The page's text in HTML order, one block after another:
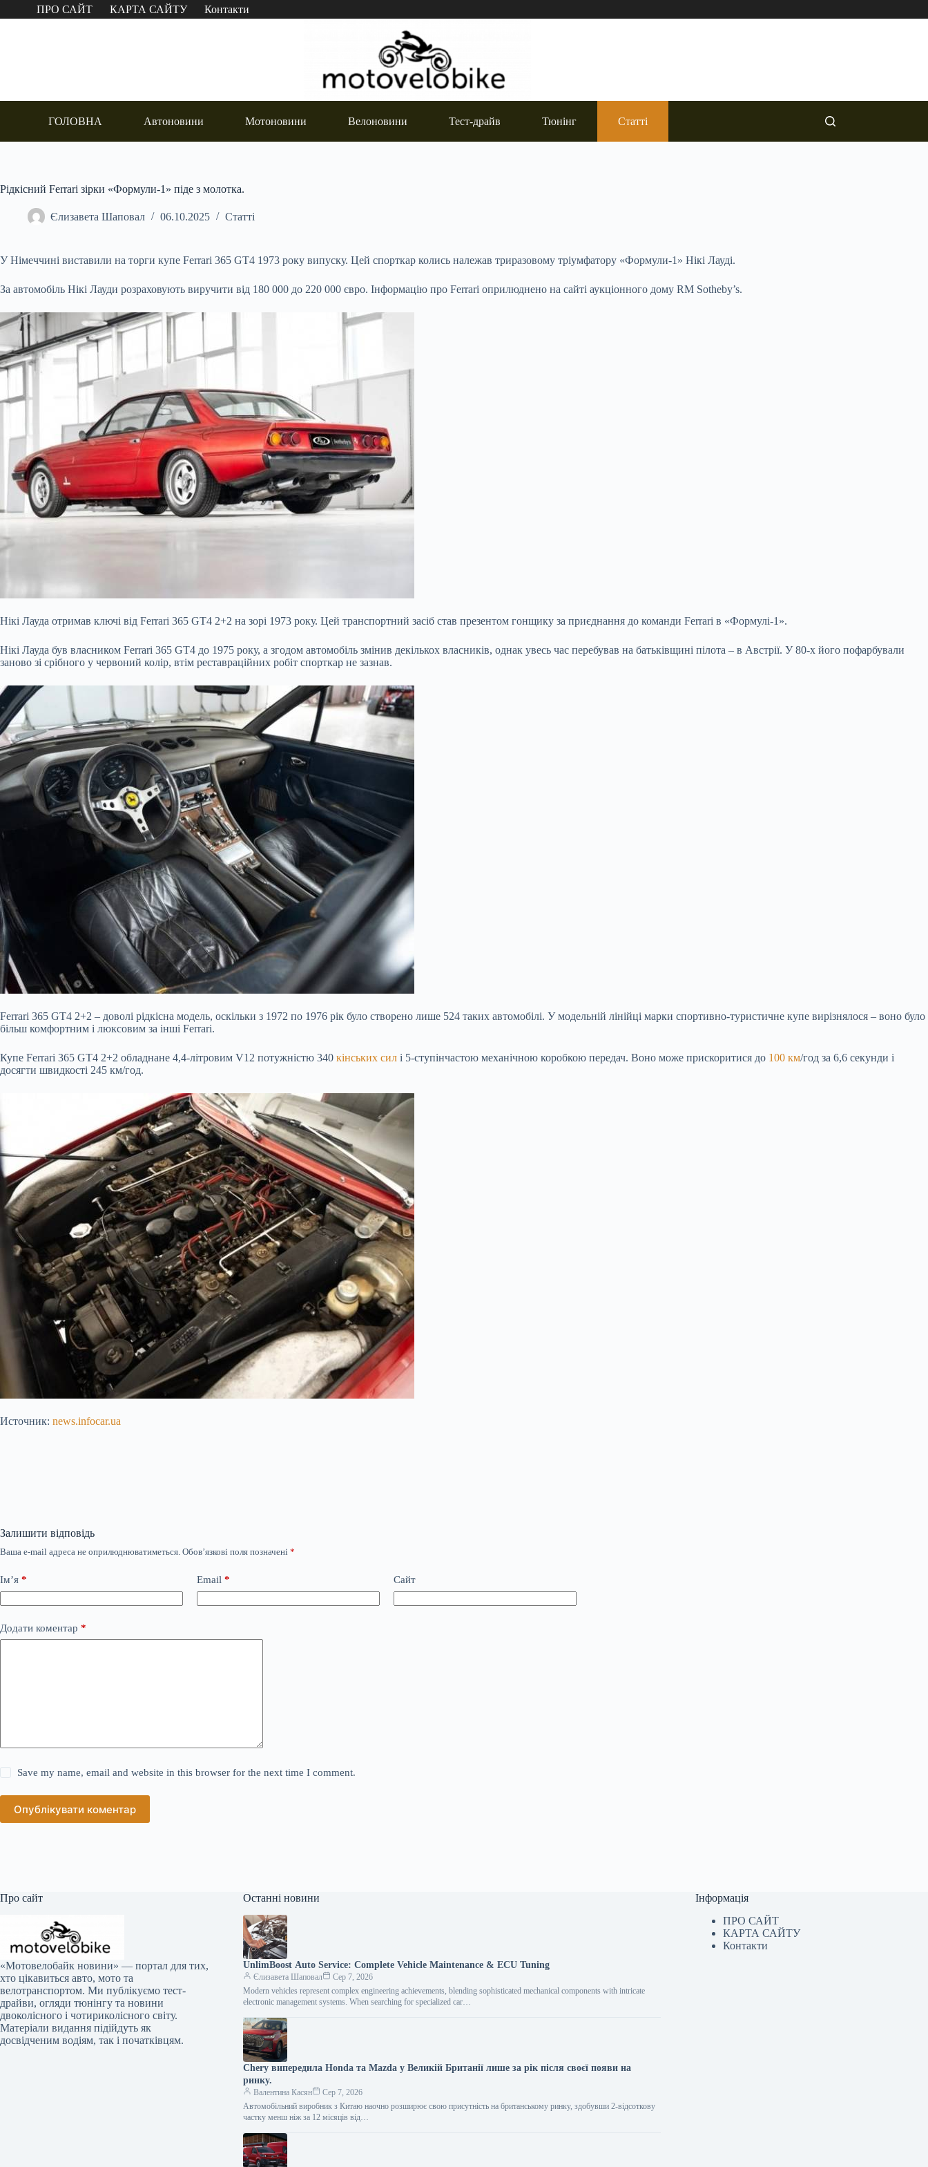
Перейти
до
ПРО САЙТ КАРТА САЙТУ Контакти
ГОЛОВНА Автоновини Мотоновини Велоновини Тест-драйв Тюнінг Статті
Рідкісний Ferrari зірки «Формули-1» піде з молотка.
Єлизавета Шаповал 06.10.2025 Статті
У Німеччині виставили на торги купе Ferrari 365 GT4 1973 року випуску. Цей спорткар колись належав триразовому тріумфатору «Формули-1» Нікі Лауді.
За автомобіль Нікі Лауди розраховують виручити від 180 000 до 220 000 євро. Інформацію про Ferrari оприлюднено на сайті аукціонного дому RM Sotheby’s.
Нікі Лауда отримав ключі від Ferrari 365 GT4 2+2 на зорі 1973 року. Цей транспортний засіб став презентом гонщику за приєднання до команди Ferrari в «Формулі-1».
Нікі Лауда був власником Ferrari 365 GT4 до 1975 року, а згодом автомобіль змінив декількох власників, однак увесь час перебував на батьківщині пілота – в Австрії. У 80-х його пофарбували
заново зі срібного у червоний колір, втім реставраційних робіт спорткар не зазнав.
Ferrari 365 GT4 2+2 – доволі рідкісна модель, оскільки з 1972 по 1976 рік було створено лише 524 таких автомобілі. У модельній лінійці марки спортивно-туристичне купе вирізнялося – воно було
більш комфортним і люксовим за інші Ferrari.
Купе Ferrari 365 GT4 2+2 обладнане 4,4-літровим V12 потужністю 340 кінських сил і 5-ступінчастою механічною коробкою передач. Воно може прискоритися до 100 км/год за 6,6 секунди і
досягти швидкості 245 км/год.
Источник: news.infocar.ua
Залишити відповідь
Ваша e-mail адреса не оприлюднюватиметься. Обов’язкові поля позначені *
Ім’я * Email * Сайт
Додати коментар *
Save my name, email and website in this browser for the next time I comment.
Опублікувати коментар
Про сайт
«Мотовелобайк новини» — портал для тих,
хто цікавиться авто, мото та
велотранспортом. Ми публікуємо тест-
драйви, огляди тюнінгу та новини
двоколісного і чотириколісного світу.
Матеріали видання підійдуть як
досвідченим водіям, так і початківцям.
Останні новини
UnlimBoost Auto Service: Complete Vehicle Maintenance & ECU Tuning
Єлизавета Шаповал
Сер 7, 2026
Modern vehicles represent complex engineering achievements, blending sophisticated mechanical components with intricate
electronic management systems. When searching for specialized car…
Chery випередила Honda та Mazda у Великій Британії лише за рік після своєї появи на
ринку.
Валентина Касян
Сер 7, 2026
Автомобільний виробник з Китаю наочно розширює свою присутність на британському ринку, здобувши 2-відсоткову
частку менш ніж за 12 місяців від…
Інформація
ПРО САЙТ
КАРТА САЙТУ
Контакти